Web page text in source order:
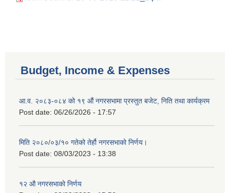
Budget, Income & Expenses
आ.व. २०८३-०८४ को १९ औं नगरसभामा प्रस्तुत बजेट, निति तथा कार्यक्रम
Post date: 06/26/2026 - 17:57
मिति २०८०/०३/१० गतेको तेर्हौ नगरसभाको निर्णय।
Post date: 08/03/2023 - 13:38
१२ औ नगरसभाको निर्णय